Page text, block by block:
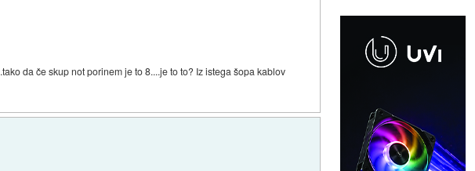
da če skup not porinem je to 8....je to to? Iz istega šopa kablov